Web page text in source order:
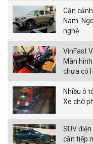
Cận
Nam:
nghệ
VinFast
Màn
chưa có
Nhiều ô
Xe chở
SUV
cần tiếp